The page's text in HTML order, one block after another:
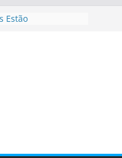
Estão
em Porto
de transfer,
de alto padrão
bolsas –
o segundo
únicas e